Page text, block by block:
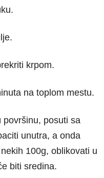
krpom.
na toplom mestu.
površinu, posuti sa
unutra, a onda
100g, oblikovati u
biti sredina.